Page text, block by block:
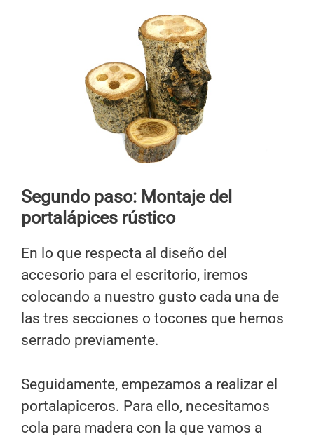
Segundo paso: Montaje del
portalápices rústico
En lo que respecta al diseño del
accesorio para el escritorio, iremos
colocando a nuestro gusto cada una de
las tres secciones o tocones que hemos
serrado previamente.
Seguidamente, empezamos a realizar el
portalapiceros. Para ello, necesitamos
cola para madera con la que vamos a